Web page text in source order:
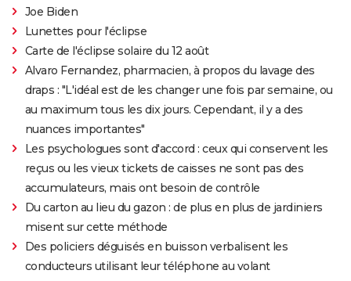
Joe Biden
Lunettes pour l'éclipse
Carte de l'éclipse solaire du 12 août
Alvaro Fernandez, pharmacien, à propos du lavage des
draps : "L'idéal est de les changer une fois par semaine, ou
au maximum tous les dix jours. Cependant, il y a des
nuances importantes"
Les psychologues sont d'accord : ceux qui conservent les
reçus ou les vieux tickets de caisses ne sont pas des
accumulateurs, mais ont besoin de contrôle
Du carton au lieu du gazon : de plus en plus de jardiniers
misent sur cette méthode
Des policiers déguisés en buisson verbalisent les
conducteurs utilisant leur téléphone au volant